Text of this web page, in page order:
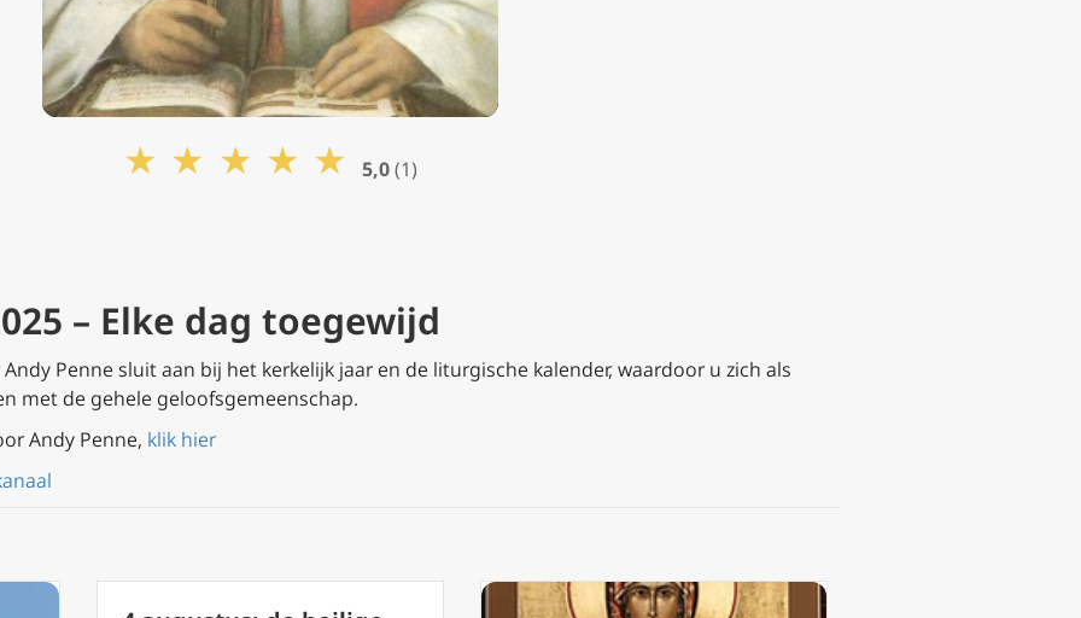
★ ★ ★ ★ ★ 5,0(1)
– Elke dag toegewijd
Penne sluit aan bij het kerkelijk jaar en de liturgische kalender, waardoor u zich als
met de gehele geloofsgemeenschap.
Andy Penne, klik hier